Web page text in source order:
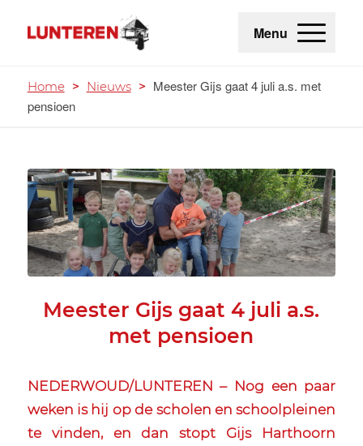
Menu
Home > Nieuws > Meester Gijs gaat 4 juli a.s. met
pensioen
Meester Gijs gaat 4 juli a.s.
met pensioen
NEDERWOUD/LUNTEREN – Nog een paar
weken is hij op de scholen en schoolpleinen
te vinden, en dan stopt Gijs Harthoorn